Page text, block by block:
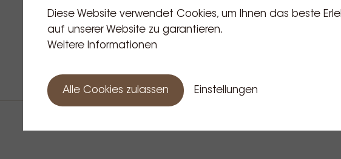
Diese Website verwendet Cookies, um Ihnen das beste
auf unserer Website zu garantieren.
Weitere Informationen
Alle Cookies zulassen Einstellungen